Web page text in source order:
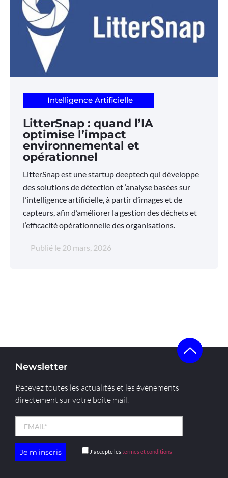
Intelligence Artificielle
LitterSnap : quand l’IA
optimise l’impact
environnemental et
opérationnel
LitterSnap est une startup deeptech qui développe
des solutions de détection et ’analyse basées sur
l’intelligence artificielle, à partir d’images et de
capteurs, afin d’améliorer la gestion des déchets et
l’efficacité opérationnelle des organisations.
Publié le 20 mars, 2026
Newsletter
Recevez toutes les actualités et les évènements
directement sur votre boîte mail.
J'accepte lestermes et conditions